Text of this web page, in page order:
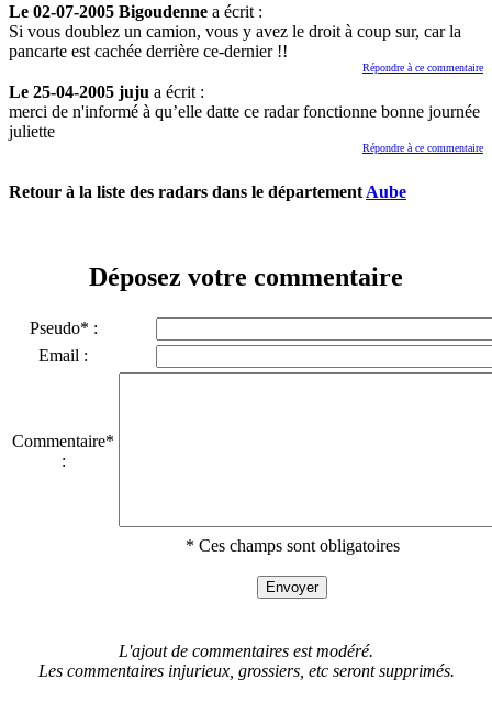
Le 02-07-2005 Bigoudenne a écrit :
Si vous doublez un camion, vous y avez le droit à coup sur, car la
pancarte est cachée derrière ce-dernier !!
Répondre à ce commentaire
Le 25-04-2005 juju a écrit :
merci de n'informé à qu’elle datte ce radar fonctionne bonne journée
juliette
Répondre à ce commentaire
Retour à la liste des radars dans le département Aube
Déposez votre commentaire
Pseudo* :
Email :
Commentaire*
:
* Ces champs sont obligatoires
L'ajout de commentaires est modéré.
Les commentaires injurieux, grossiers, etc seront supprimés.